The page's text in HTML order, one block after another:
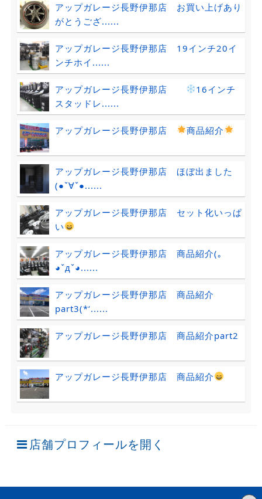
アップガレージ長野伊那店 お買い上げあり
がとうござ......
アップガレージ長野伊那店 19インチ20イ
ンチホイ......
アップガレージ長野伊那店
16インチ
スタッドレ......
アップガレージ長野伊那店 商品紹介
アップガレージ長野伊那店 ほぼ出ました
(●ˇ∀ˇ●......
アップガレージ長野伊那店 セット化いっぱ
い
アップガレージ長野伊那店 商品紹介(｡
◕ˇдˇ​◕......
アップガレージ長野伊那店 商品紹介
part3(*‘......
アップガレージ長野伊那店 商品紹介part2
アップガレージ長野伊那店 商品紹介
店舗プロフィールを開く